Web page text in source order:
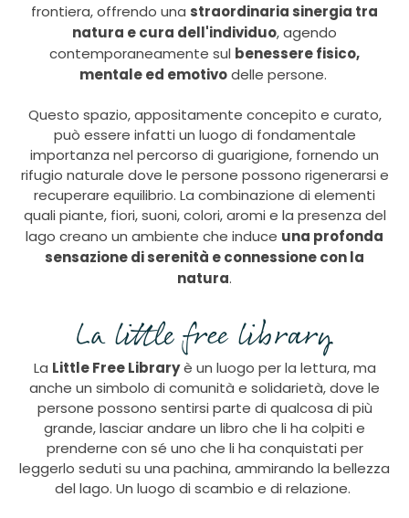
frontiera, offrendo una straordinaria sinergia tra
natura e cura dell'individuo, agendo
contemporaneamente sul benessere fisico,
mentale ed emotivodelle persone.
Questo spazio, appositamente concepito e curato,
può essere infatti un luogo di fondamentale
importanza nel percorso di guarigione, fornendo un
rifugio naturale dove le persone possono rigenerarsi e
recuperare equilibrio. La combinazione di elementi
quali piante, fiori, suoni, colori, aromi e la presenza del
lago creano un ambiente che induce una profonda
sensazione di serenità e connessione con la
natura.
La little free library
La ​​ Little Free Libraryè un luogo per la lettura, ma
anche un simbolo di comunità e solidarietà, dove le
persone possono sentirsi parte di qualcosa di più
grande, lasciar andare un libro che li ha colpiti e
prenderne con sé uno che li ha conquistati per
leggerlo seduti su una pachina, ammirando la bellezza
del lago. Un luogo di scambio e di relazione.